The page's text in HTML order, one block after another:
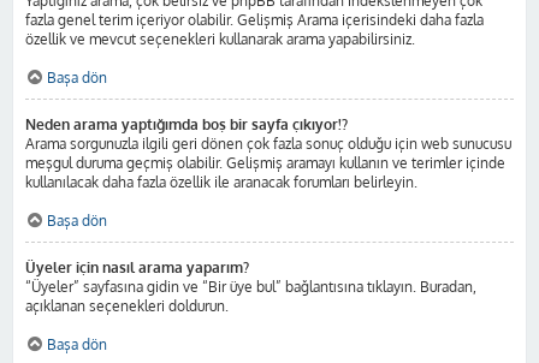
fazla genel terim içeriyor olabilir. Gelişmiş Arama içerisindeki daha fazla
özellik ve mevcut seçenekleri kullanarak arama yapabilirsiniz.
Başa dön
Neden arama yaptığımda boş bir sayfa çıkıyor!?
Arama sorgunuzla ilgili geri dönen çok fazla sonuç olduğu için web sunucusu
meşgul duruma geçmiş olabilir. Gelişmiş aramayı kullanın ve terimler içinde
kullanılacak daha fazla özellik ile aranacak forumları belirleyin.
Başa dön
Üyeler için nasıl arama yaparım?
“Üyeler” sayfasına gidin ve “Bir üye bul” bağlantısına tıklayın. Buradan,
açıklanan seçenekleri doldurun.
Başa dön